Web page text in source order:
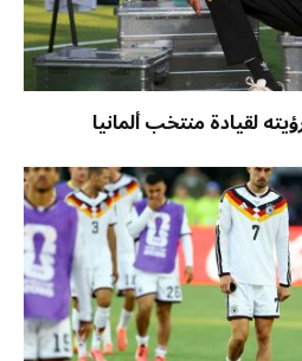
لقيادة منتخب ألمانيا